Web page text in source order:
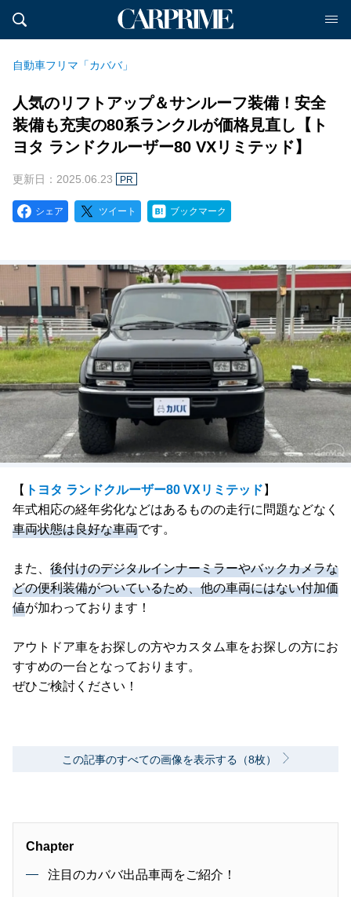
自動車フリマ「カババ」
人気のリフトアップ＆サンルーフ装備！安全
装備も充実の80系ランクルが価格見直し【ト
ヨタ ランドクルーザー80 VXリミテッド】
更新日：2025.06.23 PR
シェア ツイート ブックマーク
【 トヨタ ランドクルーザー80 VXリミテッド 】
年式相応の経年劣化などはあるものの走行に問題などなく
車両状態は良好な車両です。
また、 後付けのデジタルインナーミラーやバックカメラな
どの便利装備がついているため、他の車両にはない付加価
値が加わっております！
アウトドア車をお探しの方やカスタム車をお探しの方にお
すすめの一台となっております。
ぜひご検討ください！
この記事のすべての画像を表示する（8枚）
Chapter
注目のカババ出品車両をご紹介！